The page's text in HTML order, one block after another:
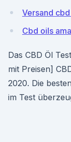
Versand
Cbd oils
Das CBD Öl
mit Preisen]
2020. Die
im Test